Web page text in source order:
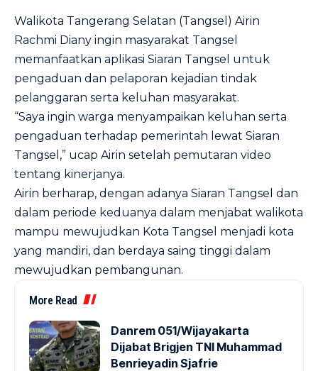
Walikota Tangerang Selatan (Tangsel) Airin
Rachmi Diany ingin masyarakat Tangsel
memanfaatkan aplikasi Siaran Tangsel untuk
pengaduan dan pelaporan kejadian tindak
pelanggaran serta keluhan masyarakat.
“Saya ingin warga menyampaikan keluhan serta
pengaduan terhadap pemerintah lewat Siaran
Tangsel,” ucap Airin setelah pemutaran video
tentang kinerjanya.
Airin berharap, dengan adanya Siaran Tangsel dan
dalam periode keduanya dalam menjabat walikota
mampu mewujudkan Kota Tangsel menjadi kota
yang mandiri, dan berdaya saing tinggi dalam
mewujudkan pembangunan.
More Read
Danrem 051/Wijayakarta
Dijabat Brigjen TNI Muhammad
Benrieyadin Sjafrie